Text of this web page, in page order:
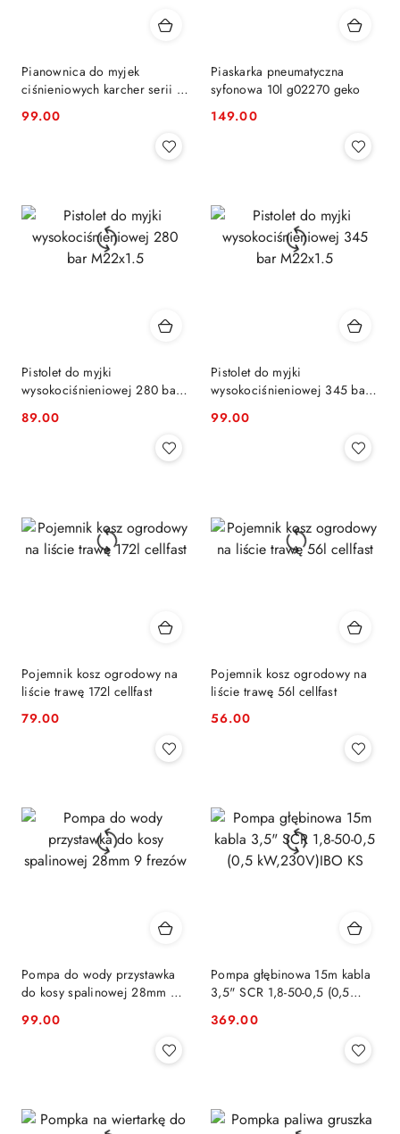
Pianownica do myjek
ciśnieniowych karcher serii k
Cena:
99.00
Piaskarka pneumatyczna
syfonowa 10l g02270 geko
Cena:
149.00
Pistolet do myjki
wysokociśnieniowej 280 bar
Cena:
89.00
Pistolet do myjki
wysokociśnieniowej 345 bar
Cena:
99.00
Pojemnik kosz ogrodowy na
liście trawę 172l cellfast
Cena:
79.00
Pojemnik kosz ogrodowy na
liście trawę 56l cellfast
Cena:
56.00
Pompa do wody przystawka
do kosy spalinowej 28mm 9
Cena:
99.00
Pompa głębinowa 15m kabla
3,5" SCR 1,8-50-0,5 (0,5
Cena:
369.00